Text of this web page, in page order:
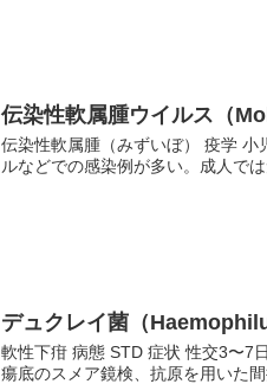
伝染性軟属腫ウイルス（
伝染性軟属腫（みずいぼ） 疫学
ルなどでの感染例が多い。成人で
デュクレイ菌（
軟性下疳 病態 STD 症状 性交3〜7
瘍底のスメア鏡検、抗原を用いた間